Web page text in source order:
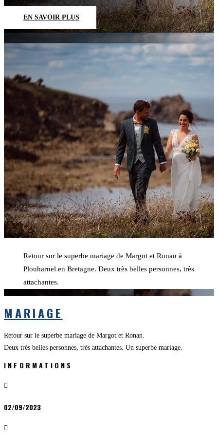
EN SAVOIR PLUS
Retour sur le superbe mariage de Margot et Ronan à
Plouharnel en Bretagne. Deux très belles personnes, très
attachantes.
MARIAGE
Retour sur le superbe mariage de Margot et Ronan.
Deux très belles personnes, très attachantes. Un superbe mariage.
INFORMATIONS

02/09/2023
